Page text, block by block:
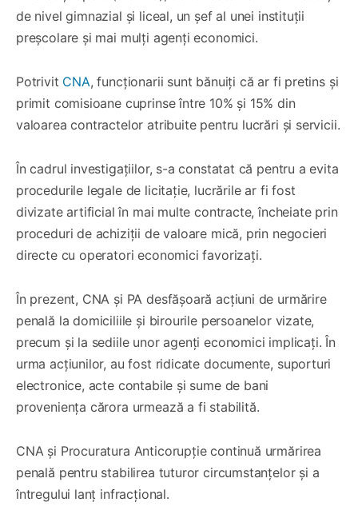
de nivel gimnazial și liceal, un șef al unei instituții
preșcolare și mai mulți agenți economici.
Potrivit CNA, funcționarii sunt bănuiți că ar fi pretins și
primit comisioane cuprinse între 10% și 15% din
valoarea contractelor atribuite pentru lucrări și servicii.
În cadrul investigațiilor, s-a constatat că pentru a evita
procedurile legale de licitație, lucrările ar fi fost
divizate artificial în mai multe contracte, încheiate prin
proceduri de achiziții de valoare mică, prin negocieri
directe cu operatori economici favorizați.
În prezent, CNA și PA desfășoară acțiuni de urmărire
penală la domiciliile și birourile persoanelor vizate,
precum și la sediile unor agenți economici implicați. În
urma acțiunilor, au fost ridicate documente, suporturi
electronice, acte contabile și sume de bani
proveniența cărora urmează a fi stabilită.
CNA și Procuratura Anticorupție continuă urmărirea
penală pentru stabilirea tuturor circumstanțelor și a
întregului lanț infracțional.